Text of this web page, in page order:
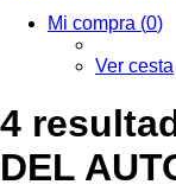
Mi compra (0)
Ver cesta
4
DEL